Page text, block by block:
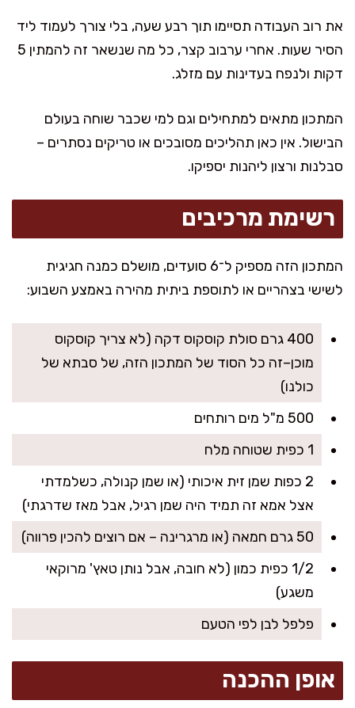
את רוב העבודה תסיימו תוך רבע שעה, בלי צורך לעמוד ליד
הסיר שעות. אחרי ערבוב קצר, כל מה שנשאר זה להמתין 5
דקות ולנפח בעדינות עם מזלג.
המתכון מתאים למתחילים וגם למי שכבר שוחה בעולם
הבישול. אין כאן תהליכים מסובכים או טריקים נסתרים –
סבלנות ורצון ליהנות יספיקו.
רשימת מרכיבים
המתכון הזה מספיק ל־6 סועדים, מושלם כמנה חגיגית
לשישי בצהריים או לתוספת ביתית מהירה באמצע השבוע:
400 גרם סולת קוסקוס דקה (לא צריך קוסקוס
מוכן–זה כל הסוד של המתכון הזה, של סבתא של
כולנו)
500 מ"ל מים רותחים
1 כפית שטוחה מלח
2 כפות שמן זית איכותי (או שמן קנולה, כשלמדתי
אצל אמא זה תמיד היה שמן רגיל, אבל מאז שדרגתי)
50 גרם חמאה (או מרגרינה – אם רוצים להכין פרווה)
1/2 כפית כמון (לא חובה, אבל נותן טאץ' מרוקאי
משגע)
פלפל לבן לפי הטעם
אופן ההכנה